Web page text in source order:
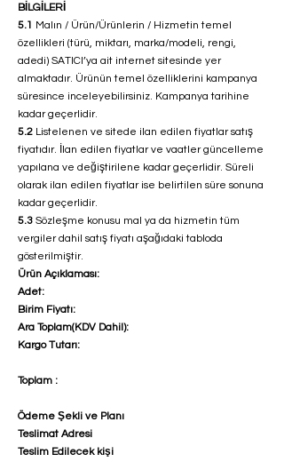
BİLGİLERİ
5.1 Malın / Ürün/Ürünlerin / Hizmetin temel
özellikleri (türü, miktarı, marka/modeli, rengi,
adedi) SATICI’ya ait internet sitesinde yer
almaktadır. Ürünün temel özelliklerini kampanya
süresince inceleyebilirsiniz. Kampanya tarihine
kadar geçerlidir.
5.2 Listelenen ve sitede ilan edilen fiyatlar satış
fiyatıdır. İlan edilen fiyatlar ve vaatler güncelleme
yapılana ve değiştirilene kadar geçerlidir. Süreli
olarak ilan edilen fiyatlar ise belirtilen süre sonuna
kadar geçerlidir.
5.3 Sözleşme konusu mal ya da hizmetin tüm
vergiler dahil satış fiyatı aşağıdaki tabloda
gösterilmiştir.
Ürün Açıklaması:
Adet:
Birim Fiyatı:
Ara Toplam(KDV Dahil):
Kargo Tutarı:
Toplam :
Ödeme Şekli ve Planı
Teslimat Adresi
Teslim Edilecek kişi